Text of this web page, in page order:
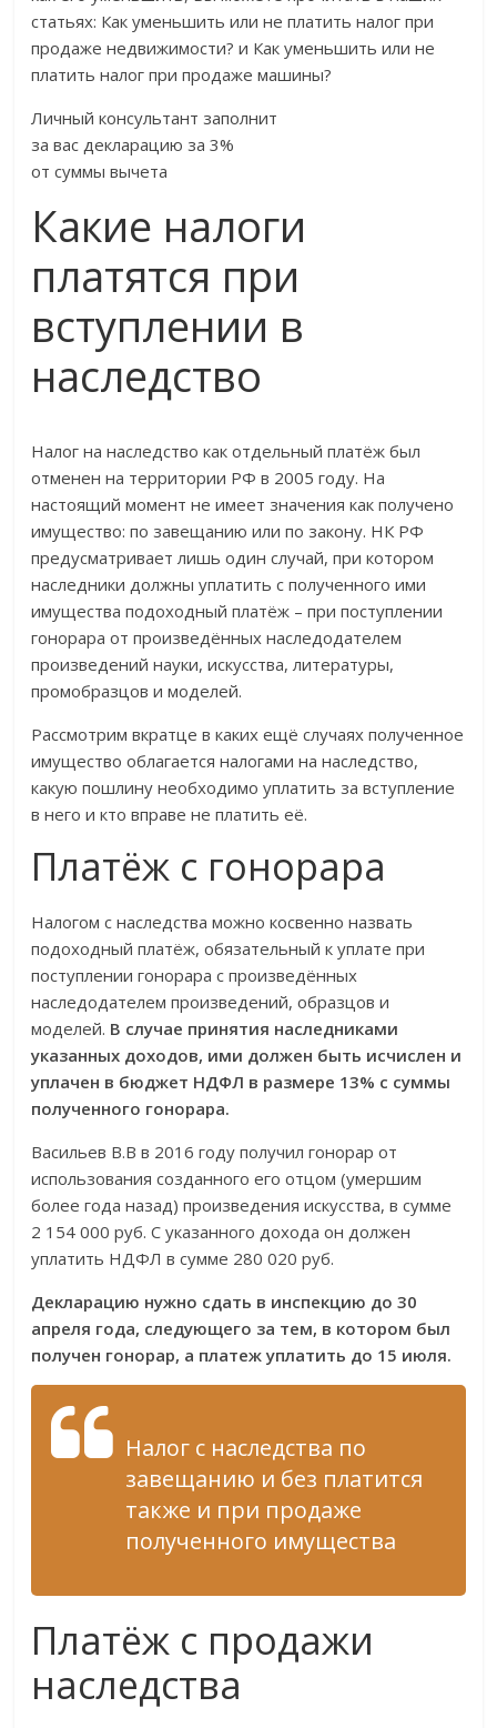
статьях: Как уменьшить или не платить налог при
продаже недвижимости? и Как уменьшить или не
платить налог при продаже машины?
Личный консультант заполнит
за вас декларацию за 3%
от суммы вычета
Какие налоги
платятся при
вступлении в
наследство
Налог на наследство как отдельный платёж был
отменен на территории РФ в 2005 году. На
настоящий момент не имеет значения как получено
имущество: по завещанию или по закону. НК РФ
предусматривает лишь один случай, при котором
наследники должны уплатить с полученного ими
имущества подоходный платёж – при поступлении
гонорара от произведённых наследодателем
произведений науки, искусства, литературы,
промобразцов и моделей.
Рассмотрим вкратце в каких ещё случаях полученное
имущество облагается налогами на наследство,
какую пошлину необходимо уплатить за вступление
в него и кто вправе не платить её.
Платёж с гонорара
Налогом с наследства можно косвенно назвать
подоходный платёж, обязательный к уплате при
поступлении гонорара с произведённых
наследодателем произведений, образцов и
моделей. В случае принятия наследниками
указанных доходов, ими должен быть исчислен и
уплачен в бюджет НДФЛ в размере 13% с суммы
полученного гонорара.
Васильев В.В в 2016 году получил гонорар от
использования созданного его отцом (умершим
более года назад) произведения искусства, в сумме
2 154 000 руб. С указанного дохода он должен
уплатить НДФЛ в сумме 280 020 руб.
Декларацию нужно сдать в инспекцию до 30
апреля года, следующего за тем, в котором был
получен гонорар, а платеж уплатить до 15 июля.
Налог с наследства по
завещанию и без платится
также и при продаже
полученного имущества
Платёж с продажи
наследства